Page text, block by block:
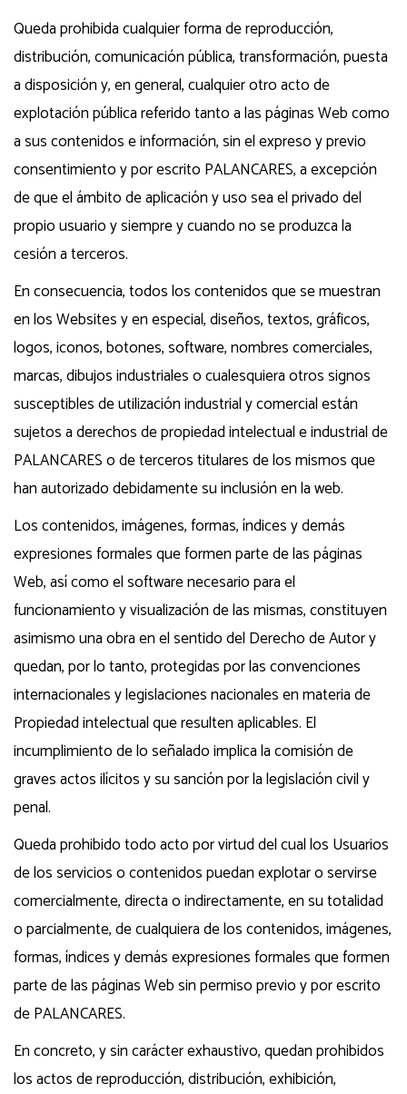
Queda prohibida cualquier forma de reproducción,
distribución, comunicación pública, transformación, puesta
a disposición y, en general, cualquier otro acto de
explotación pública referido tanto a las páginas Web como
a sus contenidos e información, sin el expreso y previo
consentimiento y por escrito PALANCARES, a excepción
de que el ámbito de aplicación y uso sea el privado del
propio usuario y siempre y cuando no se produzca la
cesión a terceros.
En consecuencia, todos los contenidos que se muestran
en los Websites y en especial, diseños, textos, gráficos,
logos, iconos, botones, software, nombres comerciales,
marcas, dibujos industriales o cualesquiera otros signos
susceptibles de utilización industrial y comercial están
sujetos a derechos de propiedad intelectual e industrial de
PALANCARES o de terceros titulares de los mismos que
han autorizado debidamente su inclusión en la web.
Los contenidos, imágenes, formas, índices y demás
expresiones formales que formen parte de las páginas
Web, así como el software necesario para el
funcionamiento y visualización de las mismas, constituyen
asimismo una obra en el sentido del Derecho de Autor y
quedan, por lo tanto, protegidas por las convenciones
internacionales y legislaciones nacionales en materia de
Propiedad intelectual que resulten aplicables. El
incumplimiento de lo señalado implica la comisión de
graves actos ilícitos y su sanción por la legislación civil y
penal.
Queda prohibido todo acto por virtud del cual los Usuarios
de los servicios o contenidos puedan explotar o servirse
comercialmente, directa o indirectamente, en su totalidad
o parcialmente, de cualquiera de los contenidos, imágenes,
formas, índices y demás expresiones formales que formen
parte de las páginas Web sin permiso previo y por escrito
de PALANCARES.
En concreto, y sin carácter exhaustivo, quedan prohibidos
los actos de reproducción, distribución, exhibición,